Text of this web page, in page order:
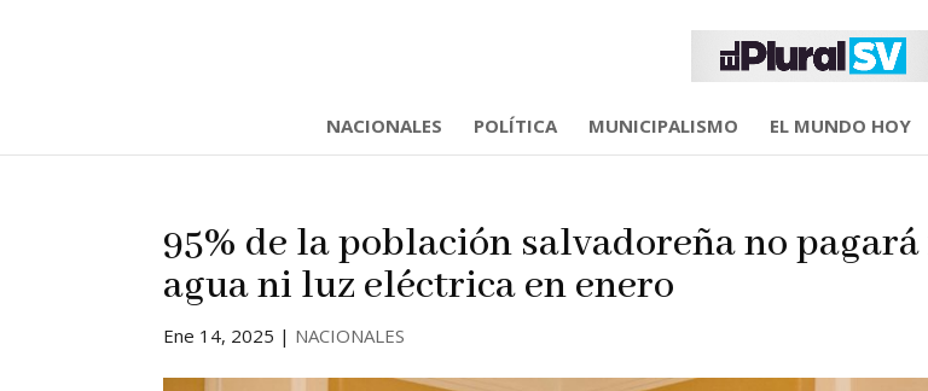
NACIONALES POLÍTICA MUNICIPALISMO EL MUNDO HOY
95% de la población salvadoreña no
agua ni luz eléctrica en enero
Ene 14, 2025 | NACIONALES